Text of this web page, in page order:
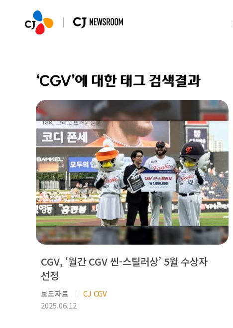
‘CGV’에 대한 태그 검색결과
CGV, ‘월간 CGV 씬-스틸러상’ 5월 수상자
선정
보도자료
CJ CGV
2025.06.12